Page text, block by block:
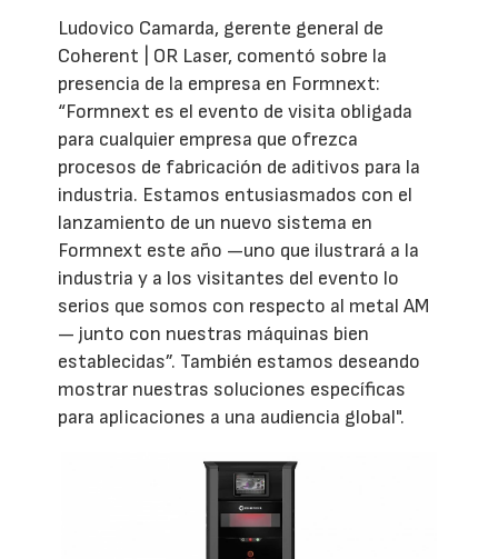
Ludovico Camarda, gerente general de
Coherent | OR Laser, comentó sobre la
presencia de la empresa en Formnext:
“Formnext es el evento de visita obligada
para cualquier empresa que ofrezca
procesos de fabricación de aditivos para la
industria. Estamos entusiasmados con el
lanzamiento de un nuevo sistema en
Formnext este año —uno que ilustrará a la
industria y a los visitantes del evento lo
serios que somos con respecto al metal AM
— junto con nuestras máquinas bien
establecidas”. También estamos deseando
mostrar nuestras soluciones específicas
para aplicaciones a una audiencia global".